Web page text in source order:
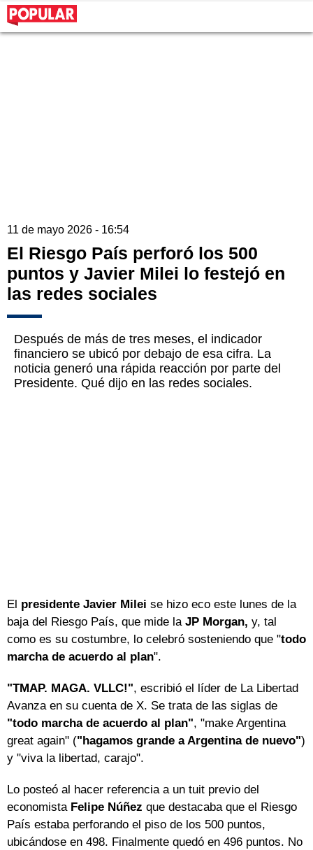
11 de mayo 2026 - 16:54
El Riesgo País perforó los 500
puntos y Javier Milei lo festejó en
las redes sociales
Después de más de tres meses, el indicador
financiero se ubicó por debajo de esa cifra. La
noticia generó una rápida reacción por parte del
Presidente. Qué dijo en las redes sociales.
El presidente Javier Milei se hizo eco este lunes de la
baja del Riesgo País, que mide laJP Morgan, y, tal
como es su costumbre, lo celebró sosteniendo que "todo
marcha de acuerdo al plan".
"TMAP. MAGA. VLLC!", escribió el líder de La Libertad
Avanza en su cuenta de X. Se trata de las siglas de
"todo marcha de acuerdo al plan", "make Argentina
great again" ("hagamos grande a Argentina de nuevo")
y "viva la libertad, carajo".
Lo posteó al hacer referencia a un tuit previo del
economista Felipe Núñez que destacaba que el Riesgo
País estaba perforando el piso de los 500 puntos,
ubicándose en 498. Finalmente quedó en 496 puntos. No